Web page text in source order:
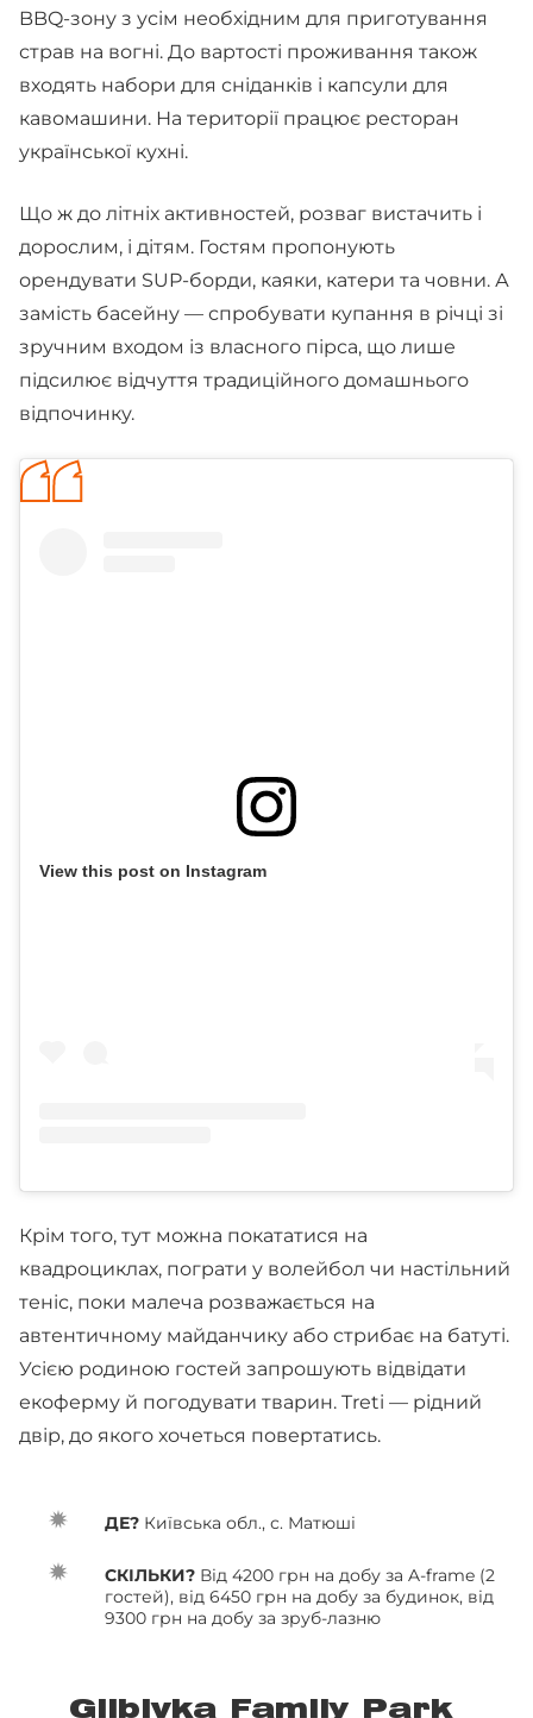
BBQ-зону з усім необхідним для приготування
страв на вогні. До вартості проживання також
входять набори для сніданків і капсули для
кавомашини. На території працює ресторан
української кухні.
Що ж до літніх активностей, розваг вистачить і
дорослим, і дітям. Гостям пропонують
орендувати SUP-борди, каяки, катери та човни. А
замість басейну — спробувати купання в річці зі
зручним входом із власного пірса, що лише
підсилює відчуття традиційного домашнього
відпочинку.
View this post on Instagram
Крім того, тут можна покататися на
квадроциклах, пограти у волейбол чи настільний
теніс, поки малеча розважається на
автентичному майданчику або стрибає на батуті.
Усією родиною гостей запрошують відвідати
екоферму й погодувати тварин. Treti — рідний
двір, до якого хочеться повертатись.
ДЕ? Київська обл., с. Матюші
СКІЛЬКИ? Від 4200 грн на добу за A-frame (2
гостей), від 6450 грн на добу за будинок, від
9300 грн на добу за зруб-лазню
Glibivka Family Park